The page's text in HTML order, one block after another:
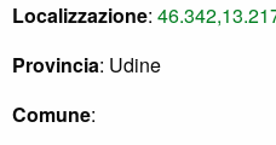
Localizzazione:
Provincia: Udine
Comune: